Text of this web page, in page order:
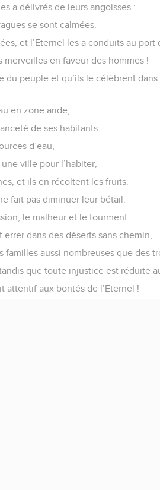
a délivrés de leurs angoisses :
se sont calmées.
et l’Eternel les a conduits au port
merveilles en faveur des hommes !
du peuple et qu’ils le célèbrent
en zone aride,
de ses habitants.
d’eau,
ville pour l’habiter,
et ils en récoltent les fruits.
fait pas diminuer leur bétail.
le malheur et le tourment.
dans des déserts sans chemin,
aussi nombreuses que des
que toute injustice est réduite
attentif aux bontés de l’Eternel !